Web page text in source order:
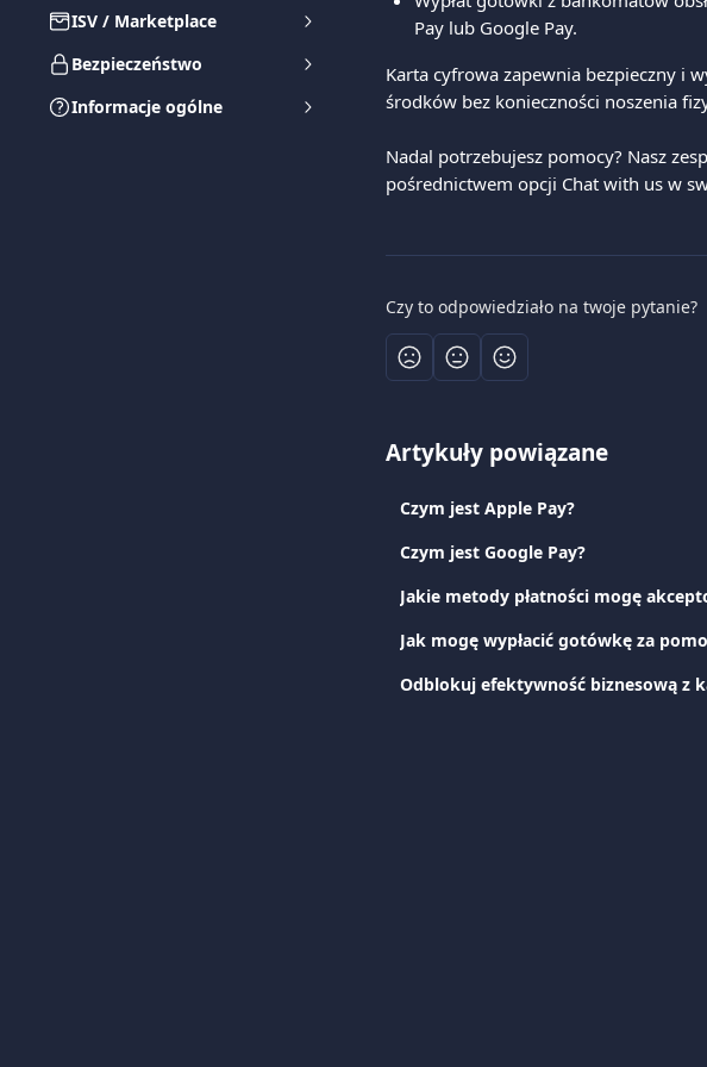
ISV / Marketplace
Bezpieczeństwo
Informacje ogólne
Pay lub Google Pay.
Karta cyfrowa zapewnia bezpieczny i
środków bez konieczności noszenia
Nadal potrzebujesz pomocy? Nasz
pośrednictwem opcji Chat with us w
Czy to odpowiedziało na twoje pytanie?
Artykuły powiązane
Czym jest Apple Pay?
Czym jest Google Pay?
Jak mogę wypłacić gotówkę za
Odblokuj efektywność biznesową z